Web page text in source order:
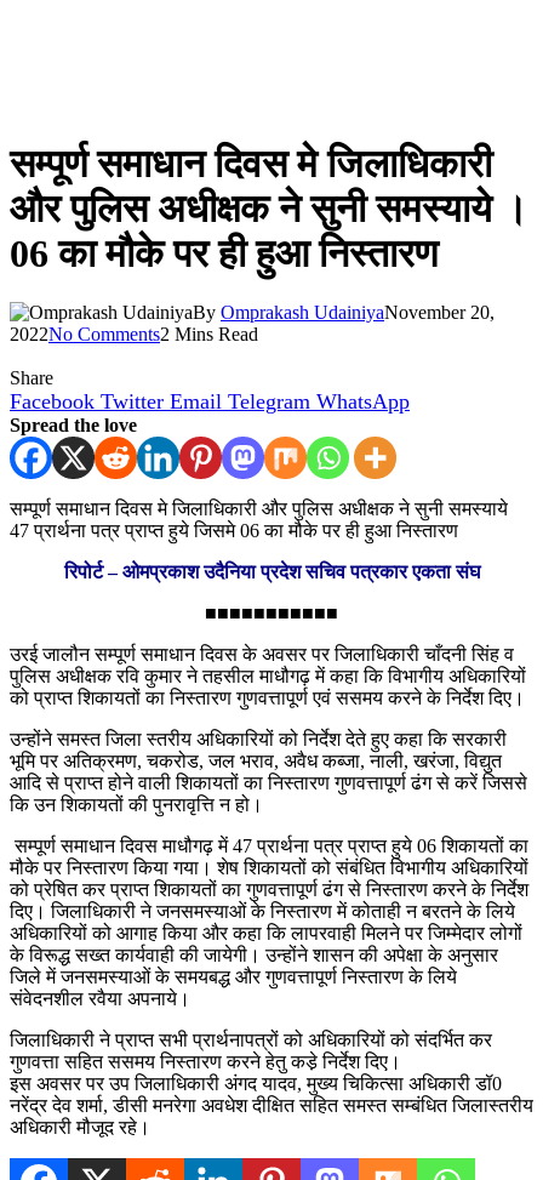
सम्पूर्ण समाधान दिवस मे जिलाधिकारी
और पुलिस अधीक्षक ने सुनी समस्याये ।
06 का मौके पर ही हुआ निस्तारण
By Omprakash UdainiyaNovember 20,
2022No Comments2 Mins Read
Share
Facebook Twitter Email Telegram WhatsApp
Spread the love
सम्पूर्ण समाधान दिवस मे जिलाधिकारी और पुलिस अधीक्षक ने सुनी समस्याये
47 प्रार्थना पत्र प्राप्त हुये जिसमे 06 का मौके पर ही हुआ निस्तारण
रिपोर्ट – ओमप्रकाश उदैनिया प्रदेश सचिव पत्रकार एकता संघ
■■■■■■■■■■■
उरई जालौन सम्पूर्ण समाधान दिवस के अवसर पर जिलाधिकारी चाँदनी सिंह व
पुलिस अधीक्षक रवि कुमार ने तहसील माधौगढ़ में कहा कि विभागीय अधिकारियों
को प्राप्त शिकायतों का निस्तारण गुणवत्तापूर्ण एवं ससमय करने के निर्देश दिए।
उन्होंने समस्त जिला स्तरीय अधिकारियों को निर्देश देते हुए कहा कि सरकारी
भूमि पर अतिक्रमण, चकरोड, जल भराव, अवैध कब्जा, नाली, खरंजा, विद्युत
आदि से प्राप्त होने वाली शिकायतों का निस्तारण गुणवत्तापूर्ण ढंग से करें जिससे
कि उन शिकायतों की पुनरावृत्ति न हो।
सम्पूर्ण समाधान दिवस माधौगढ़ में 47 प्रार्थना पत्र प्राप्त हुये 06 शिकायतों का
मौके पर निस्तारण किया गया। शेष शिकायतों को संबंधित विभागीय अधिकारियों
को प्रेषित कर प्राप्त शिकायतों का गुणवत्तापूर्ण ढंग से निस्तारण करने के निर्देश
दिए। जिलाधिकारी ने जनसमस्याओं के निस्तारण में कोताही न बरतने के लिये
अधिकारियों को आगाह किया और कहा कि लापरवाही मिलने पर जिम्मेदार लोगों
के विरूद्ध सख्त कार्यवाही की जायेगी। उन्होंने शासन की अपेक्षा के अनुसार
जिले में जनसमस्याओं के समयबद्ध और गुणवत्तापूर्ण निस्तारण के लिये
संवेदनशील रवैया अपनाये।
जिलाधिकारी ने प्राप्त सभी प्रार्थनापत्रों को अधिकारियों को संदर्भित कर
गुणवत्ता सहित ससमय निस्तारण करने हेतु कडे़ निर्देश दिए।
इस अवसर पर उप जिलाधिकारी अंगद यादव, मुख्य चिकित्सा अधिकारी डॉ0
नरेंद्र देव शर्मा, डीसी मनरेगा अवधेश दीक्षित सहित समस्त सम्बंधित जिलास्तरीय
अधिकारी मौजूद रहे।